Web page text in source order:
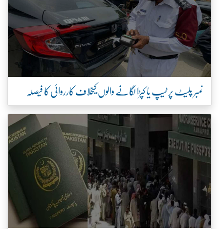
نمبر پلیٹ پر ٹیپ یا کپڑا لگانے والوں کیخلاف کارروائی کا فیصلہ